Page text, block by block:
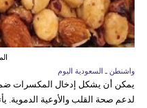
واشنطن ـ السعودية اليوم
يمكن أن يشكل إدخال المكسرات
لدعم صحة القلب والأوعية